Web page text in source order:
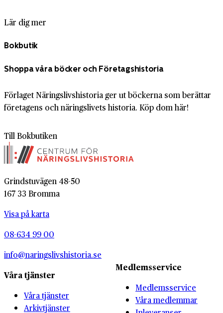
Lär dig mer
Bokbutik
Shoppa våra böcker och Företagshistoria
Förlaget Näringslivshistoria ger ut böckerna som berättar
företagens och näringslivets historia. Köp dom här!
Till Bokbutiken
Grindstuvägen 48-50
167 33 Bromma
Visa på karta
08-634 99 00
info@naringslivshistoria.se
Våra tjänster
Våra tjänster
Arkivtjänster
Medlemsservice
Medlemsservice
Våra medlemmar